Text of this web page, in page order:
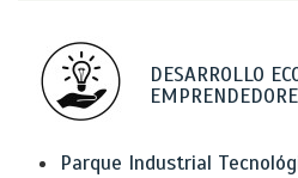
DESARROLLO
Parque Industrial